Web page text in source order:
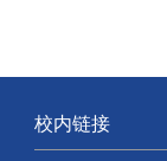
校内链接